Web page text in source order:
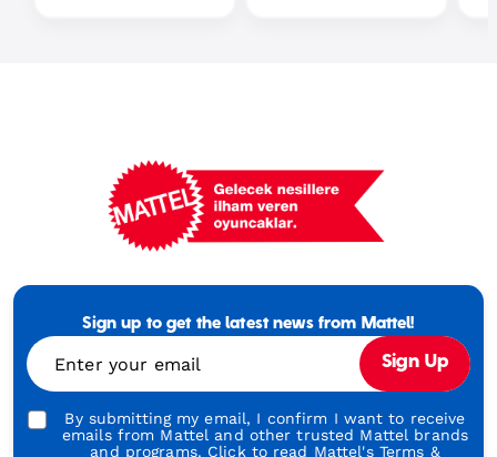
Footer
Turkish
Sign up to get the latest news from Mattel!
Enter your email Sign Up
By submitting my email, I confirm I want to receive
emails from Mattel and other trusted Mattel brands
and programs. Click to read Mattel's Terms &